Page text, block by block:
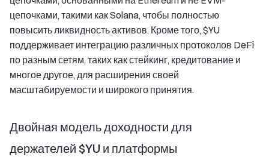
цепочками, такими как Solana, чтобы полностью
повысить ликвидность активов. Кроме того, $YU
поддерживает интеграцию различных протоколов DeFi
по разным сетям, таких как стейкинг, кредитование и
многое другое, для расширения своей
масштабируемости и широкого принятия.
Двойная модель доходности для
держателей $YU и платформы